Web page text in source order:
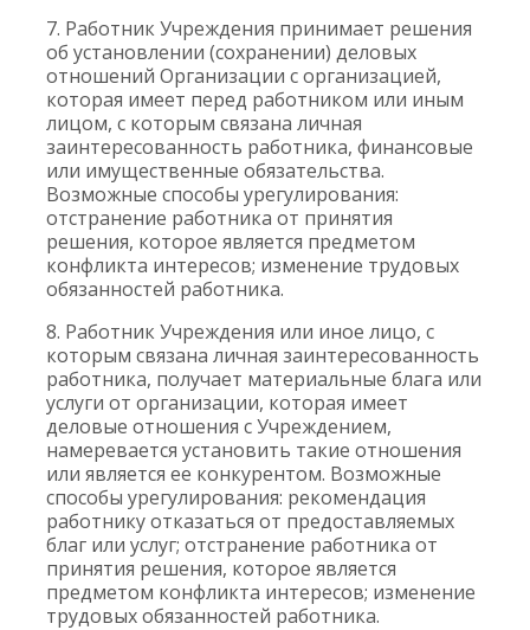
7. Работник Учреждения принимает решения
об установлении (сохранении) деловых
отношений Организации с организацией,
которая имеет перед работником или иным
лицом, с которым связана личная
заинтересованность работника, финансовые
или имущественные обязательства.
Возможные способы урегулирования:
отстранение работника от принятия
решения, которое является предметом
конфликта интересов; изменение трудовых
обязанностей работника.
8. Работник Учреждения или иное лицо, с
которым связана личная заинтересованность
работника, получает материальные блага или
услуги от организации, которая имеет
деловые отношения с Учреждением,
намеревается установить такие отношения
или является ее конкурентом. Возможные
способы урегулирования: рекомендация
работнику отказаться от предоставляемых
благ или услуг; отстранение работника от
принятия решения, которое является
предметом конфликта интересов; изменение
трудовых обязанностей работника.